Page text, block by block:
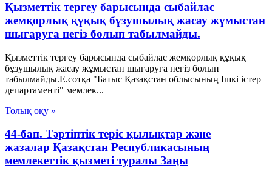
Қызметтік тергеу барысында сыбайлас
жемқорлық құқық бұзушылық жасау жұмыстан
шығаруға негіз болып табылмайды.
Қызметтік тергеу барысында сыбайлас жемқорлық құқық
бұзушылық жасау жұмыстан шығаруға негіз болып
табылмайды.Е.сотқа "Батыс Қазақстан облысының Ішкі істер
департаменті" мемлек...
Толық оқу »
44-бап. Тәртіптік теріс қылықтар және
жазалар Қазақстан Республикасының
мемлекеттік қызметі туралы Заңы